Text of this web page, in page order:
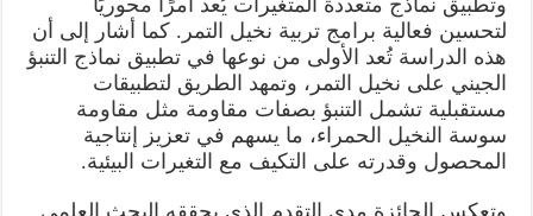
لتحسين فعالية برامج تربية نخيل التمر. كما أشار إلى أن
هذه الدراسة تُعد الأولى من نوعها في تطبيق نماذج التنبؤ
الجيني على نخيل التمر، وتمهد الطريق لتطبيقات
مستقبلية تشمل التنبؤ بصفات مقاومة مثل مقاومة
سوسة النخيل الحمراء، ما يسهم في تعزيز إنتاجية
المحصول وقدرته على التكيف مع التغيرات البيئية.
وتعكس الجائزة مدى التقدم الذي يحققه البحث العلمي